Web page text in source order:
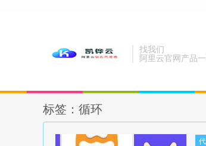
找我们
阿里云官网产品一
标签：循环